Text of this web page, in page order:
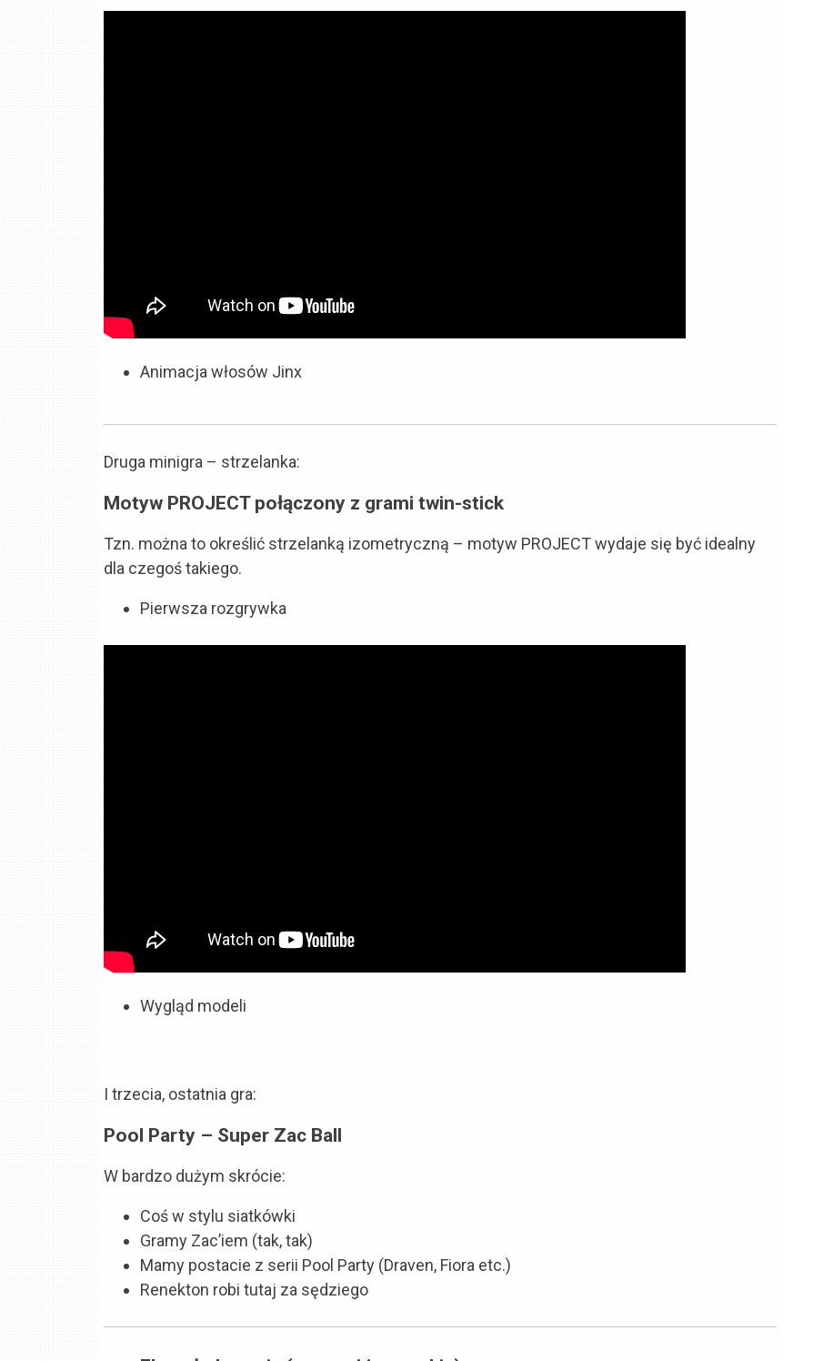
Animacja włosów Jinx
Druga minigra – strzelanka:
Motyw PROJECT połączony z grami twin-stick
Tzn. można to określić strzelanką izometryczną – motyw PROJECT wydaje się być idealny
dla czegoś takiego.
Pierwsza rozgrywka
Wygląd modeli
I trzecia, ostatnia gra:
Pool Party – Super Zac Ball
W bardzo dużym skrócie:
Coś w stylu siatkówki
Gramy Zac’iem (tak, tak)
Mamy postacie z serii Pool Party (Draven, Fiora etc.)
Renekton robi tutaj za sędziego